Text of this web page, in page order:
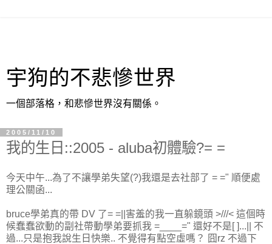
宇狗的不悲慘世界
一個部落格，和悲慘世界沒有關係。
2005/11/10
我的生日::2005 - aluba初體驗?= =
今天中午...為了不讓學弟失望(?)我還是去社部了 = =" 順便處
理公關函...
bruce學弟真的帶 DV 了= =||害羞的我一直躲鏡頭 >///< 這個時
候蠢蠢欲動的副社帶動學弟要抓我 =____=" 還好不是[ ]...|| 不
過...只是抱我說生日快樂.. 不覺得有點空虛嗎？ 囧rz 不過下